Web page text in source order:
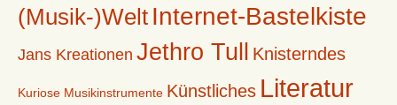
(Musik-)Welt Internet-Bastelkiste
Jans Kreationen Jethro Tull Knisterndes
Kuriose Musikinstrumente Künstliches Literatur